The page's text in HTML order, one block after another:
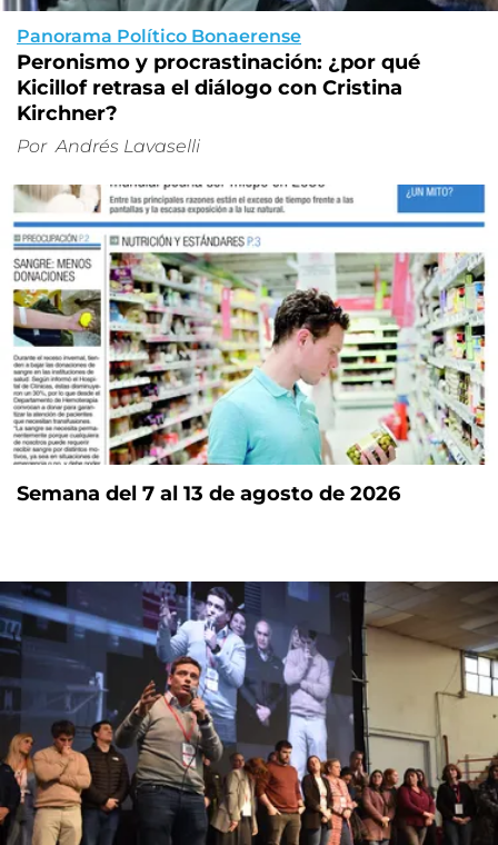
Panorama Político Bonaerense
Peronismo y procrastinación: ¿por qué
Kicillof retrasa el diálogo con Cristina
Kirchner?
Por Andrés Lavaselli
Semana del 7 al 13 de agosto de 2026